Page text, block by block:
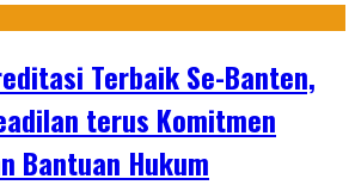
Terbaik Se-Banten,
terus Komitmen
Bantuan Hukum